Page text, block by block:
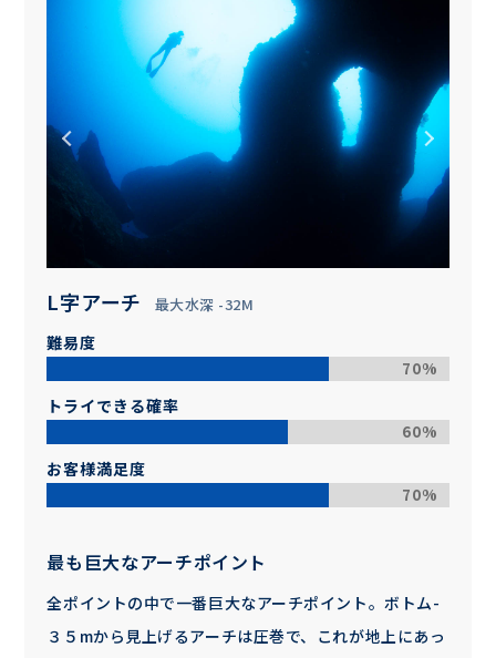
L字アーチ 最大水深 -32M
難易度
70%
トライできる確率
60%
お客様満足度
70%
最も巨大なアーチポイント
全ポイントの中で一番巨大なアーチポイント。ボトム-
３５mから見上げるアーチは圧巻で、これが地上にあっ